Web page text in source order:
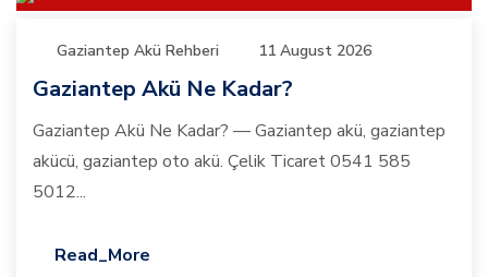
Gaziantep Akü Rehberi 11 August 2026
Gaziantep Akü Ne Kadar?
Gaziantep Akü Ne Kadar? — Gaziantep akü, gaziantep
akücü, gaziantep oto akü. Çelik Ticaret 0541 585
5012...
Read_More